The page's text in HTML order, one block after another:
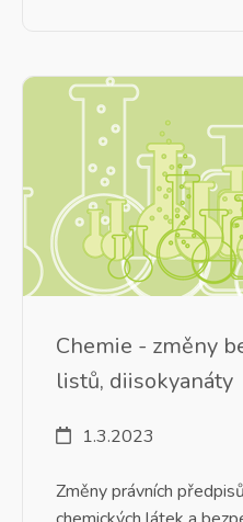
1.3.2023
Chemie - změny
listů, diisokyanáty
Změny právních